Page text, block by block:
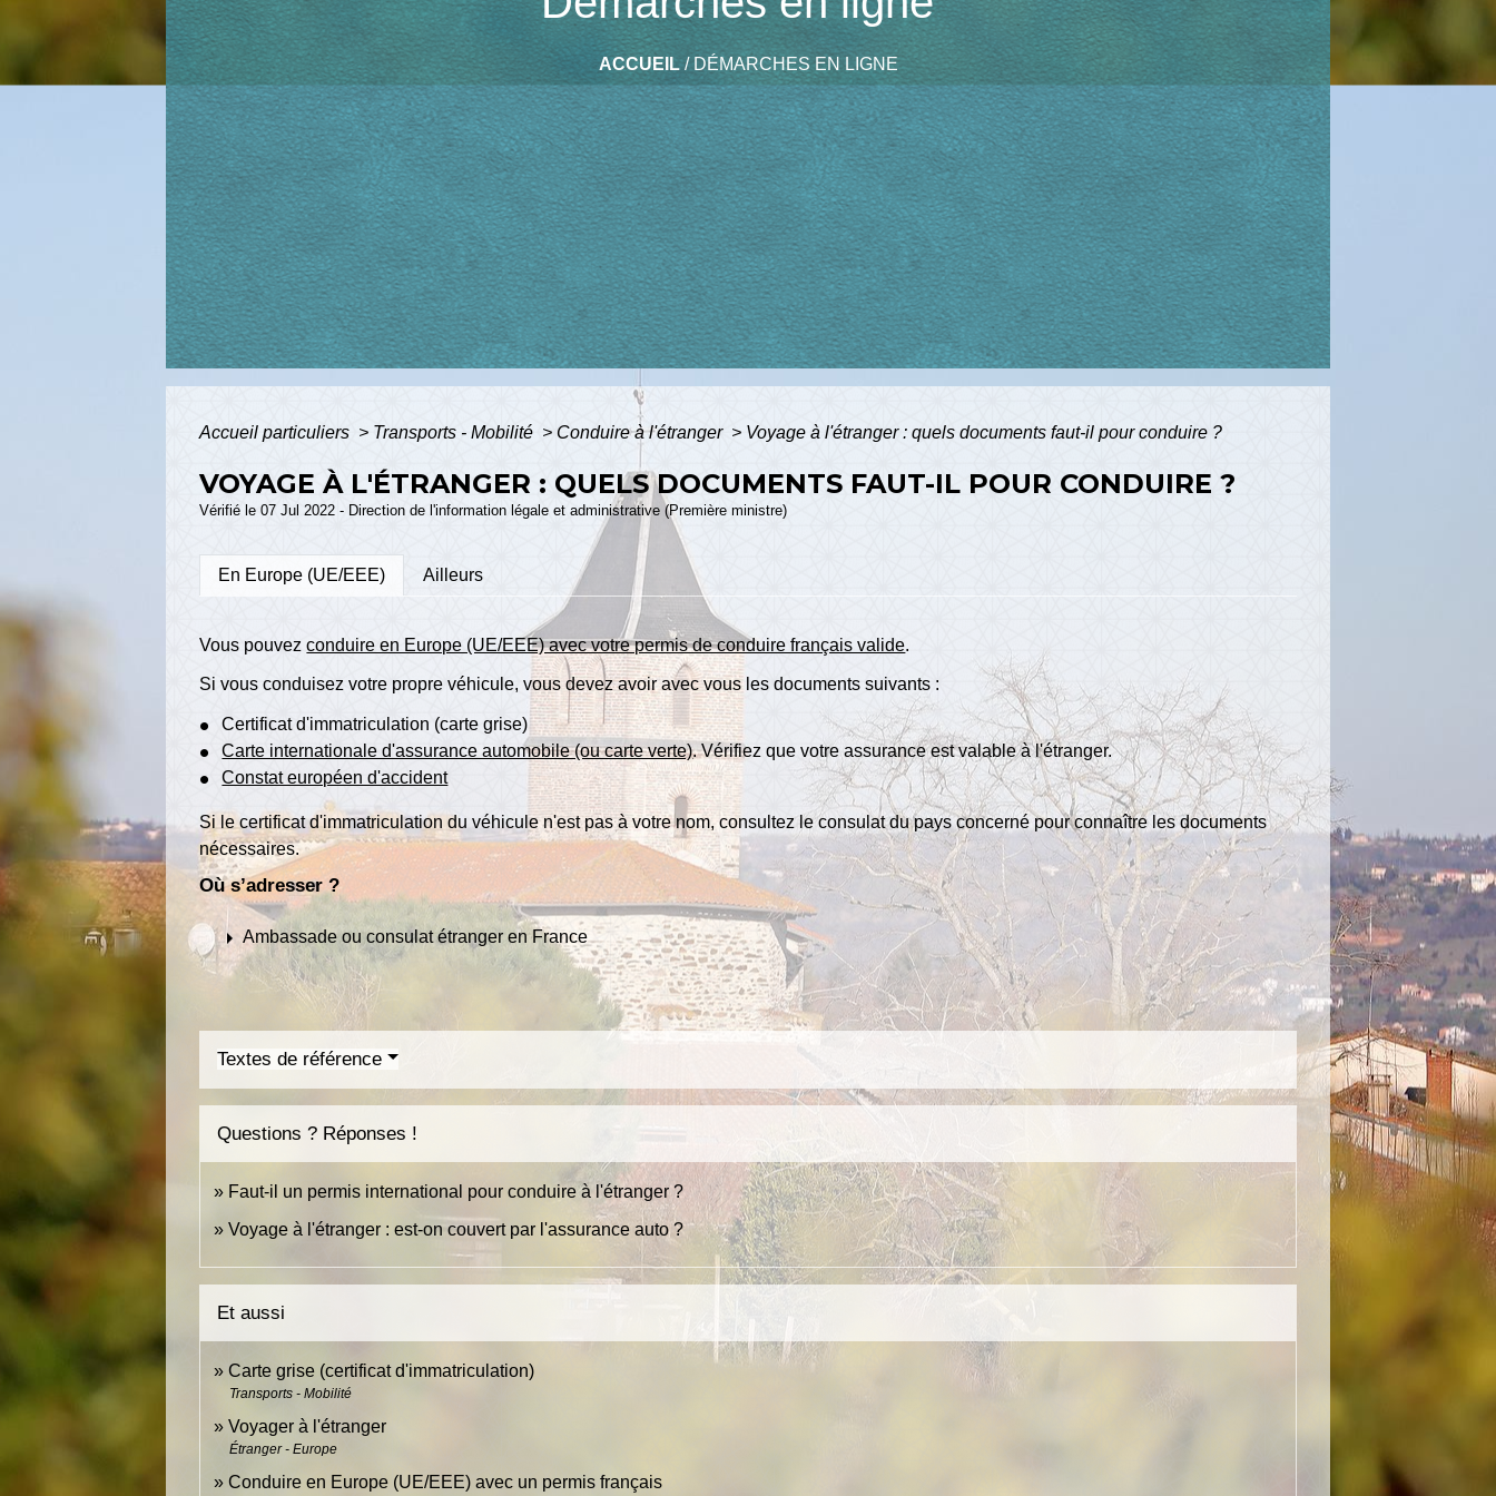
ACCUEIL/ DÉMARCHES EN LIGNE
Accueil particuliers > Transports - Mobilité > Conduire à l'étranger > Voyage à l'étranger : quels documents faut-il pour conduire ?
VOYAGE À L'ÉTRANGER : QUELS DOCUMENTS FAUT-IL POUR CONDUIRE ?
Vérifié le 07 Jul 2022 - Direction de l'information légale et administrative (Première ministre)
En Europe (UE/EEE) Ailleurs
Vous pouvezconduire en Europe (UE/EEE) avec votre permis de conduire français valide.
Si vous conduisez votre propre véhicule, vous devez avoir avec vous les documents suivants :
Certificat d'immatriculation (carte grise)
Carte internationale d'assurance automobile (ou carte verte). Vérifiez que votre assurance est valable à l'étranger.
Constat européen d'accident
Si le certificat d'immatriculation du véhicule n'est pas à votre nom, consultez le consulat du pays concerné pour connaître les documents
nécessaires.
Où s’adresser ?
arrow_rightAmbassade ou consulat étranger en France
Textes de référence
Questions ? Réponses !
Faut-il un permis international pour conduire à l'étranger ?
Voyage à l'étranger : est-on couvert par l'assurance auto ?
Et aussi
Carte grise (certificat d'immatriculation)
Transports - Mobilité
Voyager à l'étranger
Étranger - Europe
Conduire en Europe (UE/EEE) avec un permis français